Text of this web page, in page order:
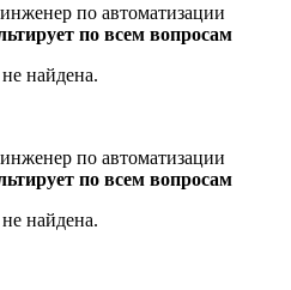
по автоматизации
по всем вопросам
найдена.
по автоматизации
по всем вопросам
найдена.